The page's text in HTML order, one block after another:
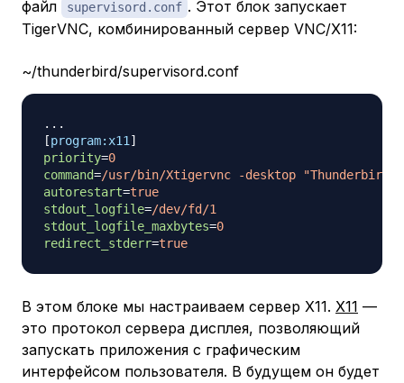
файл supervisord.conf . Этот блок запускает
TigerVNC, комбинированный сервер VNC/X11:
~/thunderbird/supervisord.conf
[program:x11]
priority=0
command=/usr/bin/Xtigervnc -desktop "Thunderbird" -
autorestart=true
stdout_logfile=/dev/fd/1
stdout_logfile_maxbytes=0
redirect_stderr=true
В этом блоке мы настраиваем сервер X11. X11 —
это протокол сервера дисплея, позволяющий
запускать приложения с графическим
интерфейсом пользователя. В будущем он будет